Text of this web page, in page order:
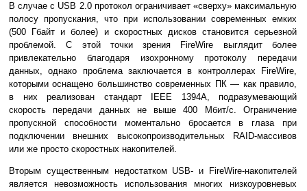
В случае с USB 2.0 протокол ограничивает «сверху» максимальную
полосу пропускания, что при использовании современных емких
(500 Гбайт и более) и скоростных дисков становится серьезной
проблемой. С этой точки зрения FireWire выглядит более
привлекательно благодаря изохронному протоколу передачи
данных, однако проблема заключается в контроллерах FireWire,
которыми оснащено большинство современных ПК — как правило,
в них реализован стандарт IEEE 1394A, подразумевающий
скорость передачи данных не выше 400 Мбит/c. Ограничение
пропускной способности моментально бросается в глаза при
подключении внешних высокопроизводительных RAID-массивов
или же просто скоростных накопителей.
Вторым существенным недостатком USB- и FireWire-накопителей
является невозможность использования многих низкоуровневых